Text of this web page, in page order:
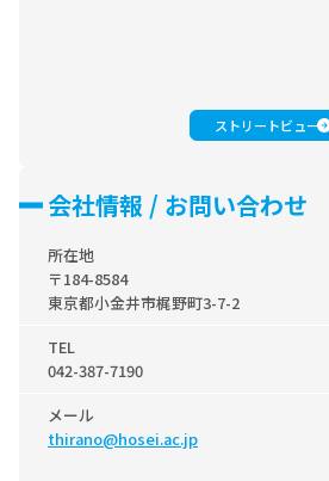
ストリートビュー
会社情報 / お問い合わせ
所在地
〒184-8584
東京都小金井市梶野町3-7-2
TEL
042-387-7190
メール
thirano@hosei.ac.jp